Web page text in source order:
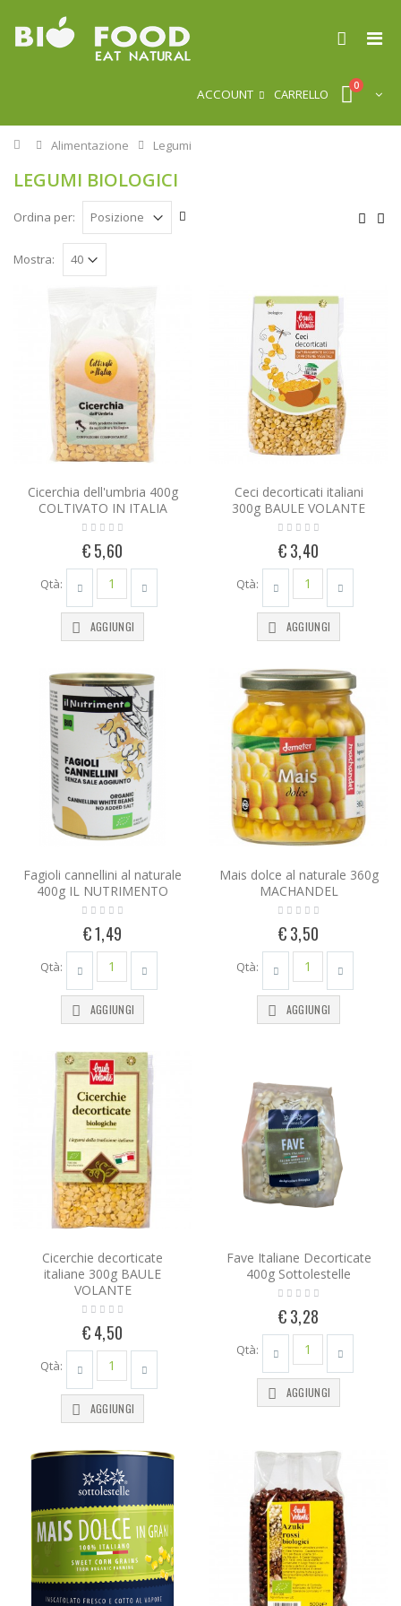
ACCOUNT CARRELLO
0
Home
Alimentazione Legumi
LEGUMI BIOLOGICI
Ordina per:
Mostra:
Cicerchia dell'umbria 400g
COLTIVATO IN ITALIA
€ 5,60
Qtà:
AGGIUNGI
Ceci decorticati italiani
300g BAULE VOLANTE
€ 3,40
Qtà:
AGGIUNGI
Fagioli cannellini al naturale
400g IL NUTRIMENTO
€ 1,49
Qtà:
AGGIUNGI
Mais dolce al naturale 360g
MACHANDEL
€ 3,50
Qtà:
AGGIUNGI
Cicerchie decorticate
italiane 300g BAULE
VOLANTE
€ 4,50
Qtà:
AGGIUNGI
Fave Italiane Decorticate
400g Sottolestelle
€ 3,28
Qtà:
AGGIUNGI